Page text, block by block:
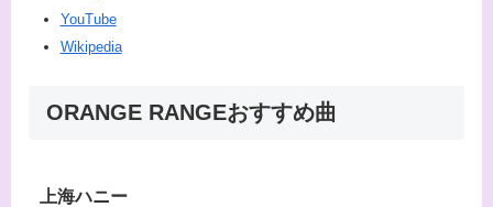
YouTube
Wikipedia
ORANGE RANGEおすすめ曲
上海ハニー